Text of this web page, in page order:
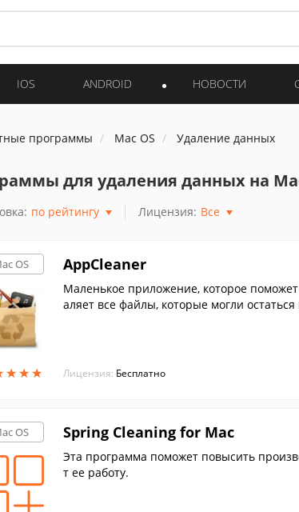
IOS ANDROID НОВОСТИ
программы Mac OS Удаление данных
для удаления данных на
по рейтингу Лицензия: Все
OS
★★★
★★★
AppCleaner
Маленькое приложение, которое
аляет все файлы, которые могли
Лицензия: Бесплатно
OS Spring Cleaning for Mac
Эта программа поможет повысить
т ее работу.